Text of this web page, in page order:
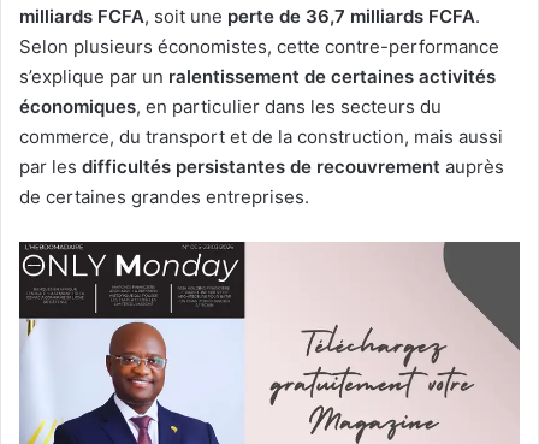
milliards FCFA, soit une perte de 36,7 milliards FCFA.
Selon plusieurs économistes, cette contre-performance
s’explique par un ralentissement de certaines activités
économiques, en particulier dans les secteurs du
commerce, du transport et de la construction, mais aussi
par les difficultés persistantes de recouvrement auprès
de certaines grandes entreprises.